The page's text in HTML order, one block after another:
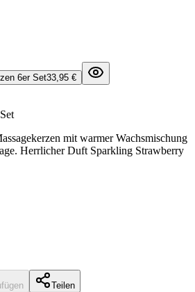
6er Set33,95 €
mit warmer Wachsmischung
Herrlicher Duft Sparkling Strawberry
Teilen